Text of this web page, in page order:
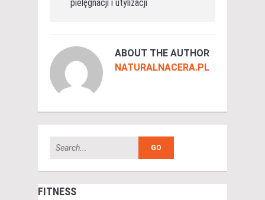
pielęgnacji i utylizacji
ABOUT THE AUTHOR
NATURALNACERA.PL
FITNESS